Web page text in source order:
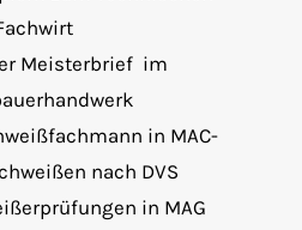
Meisterbrief im
in MAC-
nach DVS
in MAG